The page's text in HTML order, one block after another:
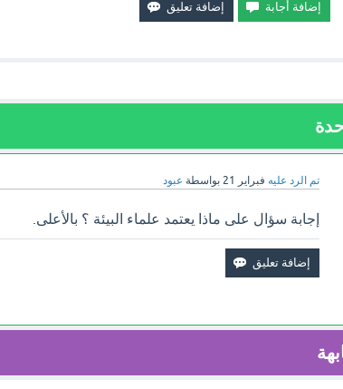
تم الرد عليه فبراير 21 بواسطة عبود
إجابة سؤال على ماذا يعتمد علماء البيئة ؟ بالأعلى.